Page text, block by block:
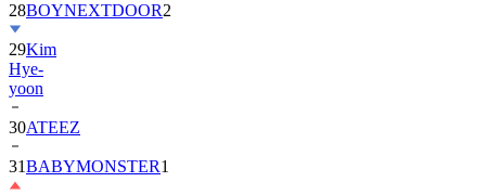
29Kim
Hye-
yoon
30ATEEZ
31BABYMONSTER
32ENHYPEN1